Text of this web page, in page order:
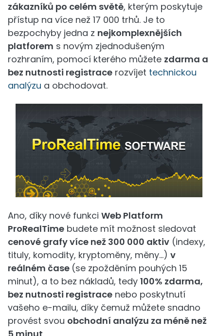
zákazníků po celém světě, kterým poskytuje
přístup na více než 17 000 trhů. Je to
bezpochyby jedna z nejkomplexnějších
platforem s novým zjednodušeným
rozhraním, pomocí kterého můžete zdarma a
bez nutnosti registrace rozvíjet technickou
analýzu a obchodovat.
Ano, díky nové funkci Web Platform
ProRealTime budete mít možnost sledovat
cenové grafy více než 300 000 aktiv (indexy,
tituly, komodity, kryptoměny, měny...) v
reálném čase (se zpožděním pouhých 15
minut), a to bez nákladů, tedy 100% zdarma,
bez nutnosti registrace nebo poskytnutí
vašeho e-mailu, díky čemuž můžete snadno
provést svou obchodní analýzu za méně než